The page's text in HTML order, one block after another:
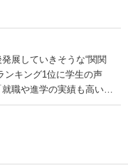
展していきそうな“関関
キング1位に学生の声
職や進学の実績も高い」